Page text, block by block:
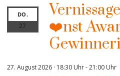
DO.
27
❤️nst
27. August 2026 · 18:30 Uhr-21:00 Uhr